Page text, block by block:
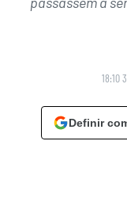
18:10
Definir